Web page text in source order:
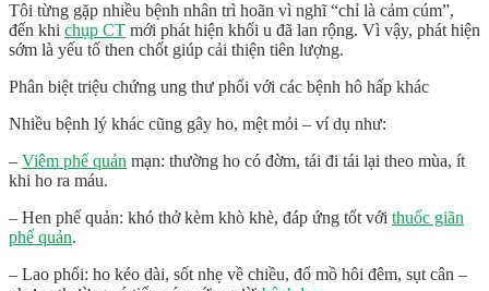
Tôi từng gặp nhiều bệnh nhân trì hoãn vì nghĩ “chỉ là cảm cúm”,
đến khi chụp CT mới phát hiện khối u đã lan rộng. Vì vậy, phát hiện
sớm là yếu tố then chốt giúp cải thiện tiên lượng.
Phân biệt triệu chứng ung thư phổi với các bệnh hô hấp khác
Nhiều bệnh lý khác cũng gây ho, mệt mỏi – ví dụ như:
– Viêm phế quản mạn: thường ho có đờm, tái đi tái lại theo mùa, ít
khi ho ra máu.
– Hen phế quản: khó thở kèm khò khè, đáp ứng tốt với thuốc giãn
phế quản.
– Lao phổi: ho kéo dài, sốt nhẹ về chiều, đổ mồ hôi đêm, sụt cân –